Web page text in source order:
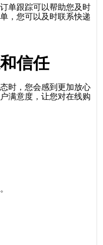
单跟踪可以帮助您及时
，您可以及时联系快递
信任
时，您会感到更加放心
满意度，让您对在线购